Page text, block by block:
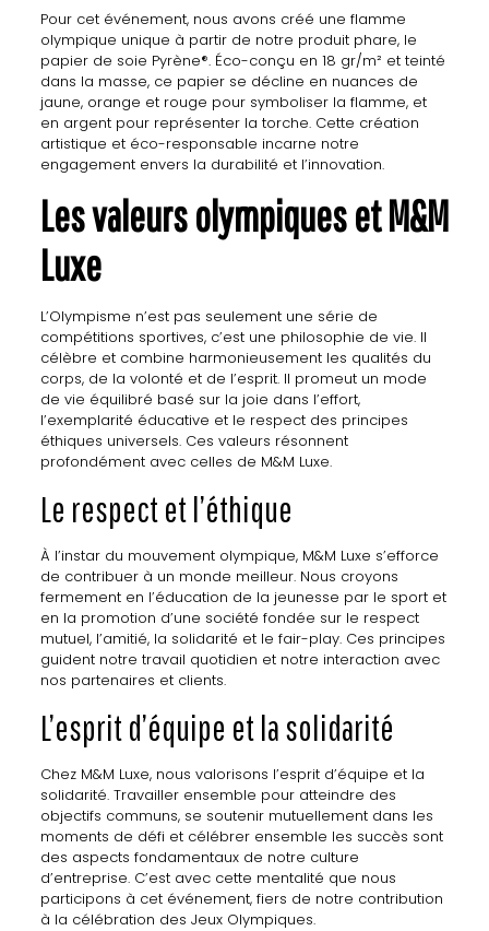
Pour cet événement, nous avons créé une flamme
olympique unique à partir de notre produit phare, le
papier de soie Pyrène®. Éco-conçu en 18 gr/m² et teinté
dans la masse, ce papier se décline en nuances de
jaune, orange et rouge pour symboliser la flamme, et
en argent pour représenter la torche. Cette création
artistique et éco-responsable incarne notre
engagement envers la durabilité et l’innovation.
Les valeurs olympiques et M&M
Luxe
L’Olympisme n’est pas seulement une série de
compétitions sportives, c’est une philosophie de vie. Il
célèbre et combine harmonieusement les qualités du
corps, de la volonté et de l’esprit. Il promeut un mode
de vie équilibré basé sur la joie dans l’effort,
l’exemplarité éducative et le respect des principes
éthiques universels. Ces valeurs résonnent
profondément avec celles de M&M Luxe.
Le respect et l’éthique
À l’instar du mouvement olympique, M&M Luxe s’efforce
de contribuer à un monde meilleur. Nous croyons
fermement en l’éducation de la jeunesse par le sport et
en la promotion d’une société fondée sur le respect
mutuel, l’amitié, la solidarité et le fair-play. Ces principes
guident notre travail quotidien et notre interaction avec
nos partenaires et clients.
L’esprit d’équipe et la solidarité
Chez M&M Luxe, nous valorisons l’esprit d’équipe et la
solidarité. Travailler ensemble pour atteindre des
objectifs communs, se soutenir mutuellement dans les
moments de défi et célébrer ensemble les succès sont
des aspects fondamentaux de notre culture
d’entreprise. C’est avec cette mentalité que nous
participons à cet événement, fiers de notre contribution
à la célébration des Jeux Olympiques.